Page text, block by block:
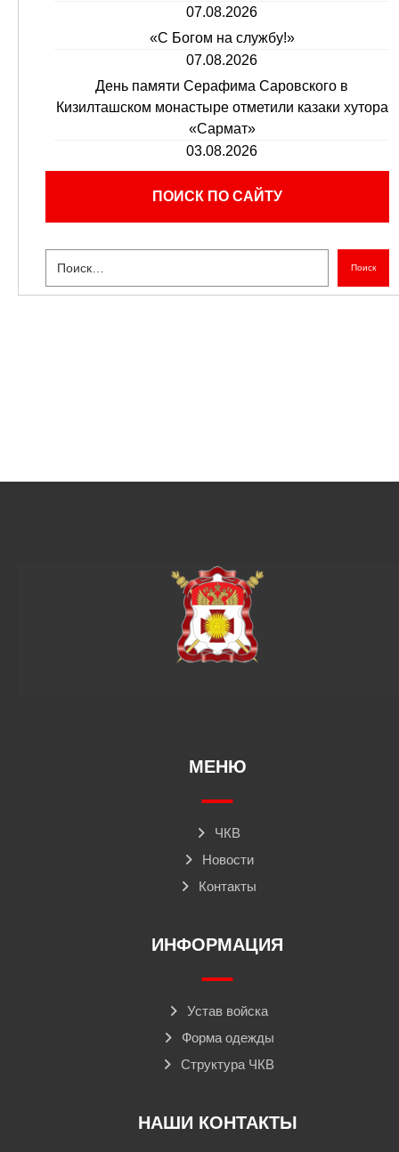
07.08.2026
«С Богом на службу!»
07.08.2026
День памяти Серафима Саровского в
Кизилташском монастыре отметили казаки хутора
«Сармат»
03.08.2026
ПОИСК ПО САЙТУ
Поиск
МЕНЮ
ЧКВ
Новости
Контакты
ИНФОРМАЦИЯ
Устав войска
Форма одежды
Структура ЧКВ
НАШИ КОНТАКТЫ